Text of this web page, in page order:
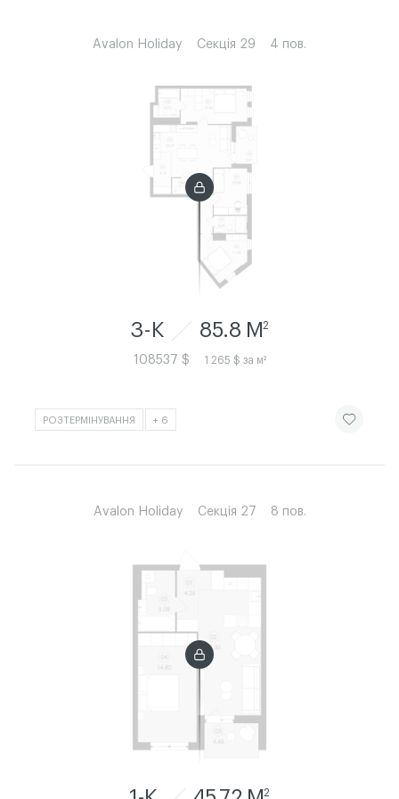
Avalon Holiday Секція 29 4 пов.
3-К 85.8 M2
108537 $ 1 265 $ за м²
РОЗТЕРМІНУВАННЯ + 6 ЧИТАТИ
Avalon Holiday Секція 27 8 пов.
2